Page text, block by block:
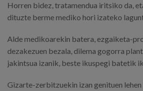
Horren bidez, tratamendua iritsiko da,
dituzte berme mediko hori izateko
Alde medikoarekin batera, ezgaiketa-
dezakezuen bezala, dilema gogorra
jakintsua izanik, beste ikuspegi batetik
Gizarte-zerbitzuekin izan genituen